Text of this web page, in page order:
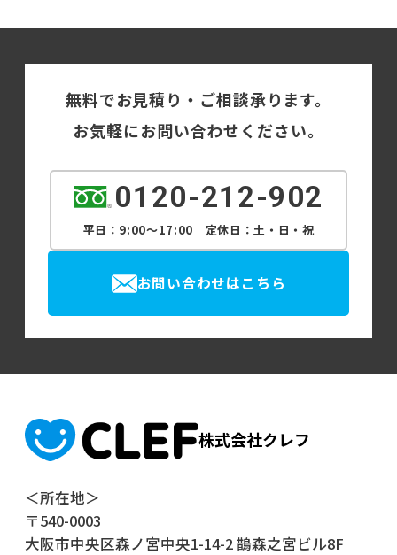
無料でお見積り・ご相談承ります。
お気軽にお問い合わせください。
0120-212-902
平日：9:00～17:00 定休日：土・日・祝
お問い合わせはこちら
株式会社クレフ
＜所在地＞
〒540-0003
大阪市中央区森ノ宮中央1-14-2 鵲森之宮ビル8F